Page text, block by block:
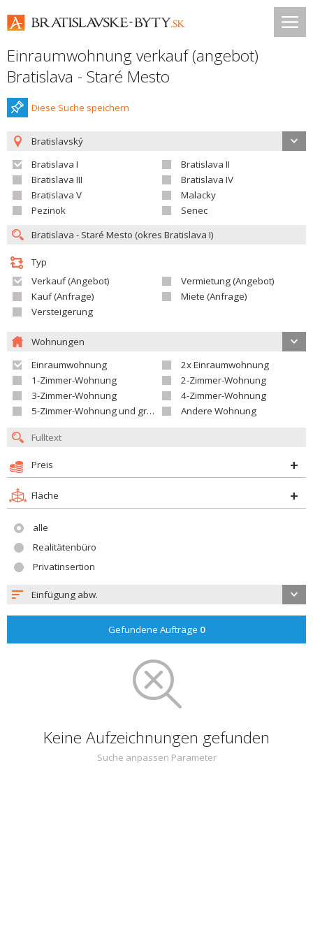
Einraumwohnung verkauf (angebot)
Bratislava - Staré Mesto
Diese Suche speichern
Bratislavský
Bratislava I
Bratislava II
Bratislava III
Bratislava IV
Bratislava V
Malacky
Pezinok
Senec
Typ
Verkauf (Angebot)
Vermietung (Angebot)
Kauf (Anfrage)
Miete (Anfrage)
Versteigerung
Wohnungen
Einraumwohnung
2x Einraumwohnung
1-Zimmer-Wohnung
2-Zimmer-Wohnung
3-Zimmer-Wohnung
4-Zimmer-Wohnung
5-Zimmer-Wohnung und größer
Andere Wohnung
Preis
Fläche
alle
Realitätenbüro
Privatinsertion
Einfügung abw.
Gefundene Aufträge 0
Keine Aufzeichnungen gefunden
Suche anpassen Parameter